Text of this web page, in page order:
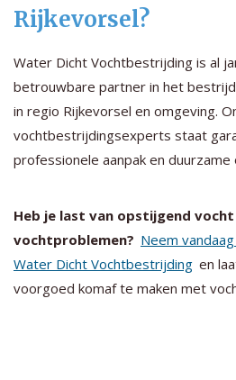
Rijkevorsel?
Water Dicht Vochtbestrijding is al
betrouwbare partner in het
in regio Rijkevorsel en omgeving.
vochtbestrijdingsexperts staat
professionele aanpak en duurzame
Heb je last van opstijgend
vochtproblemen? Neem
Water Dicht Vochtbestrijding en
voorgoed komaf te maken met